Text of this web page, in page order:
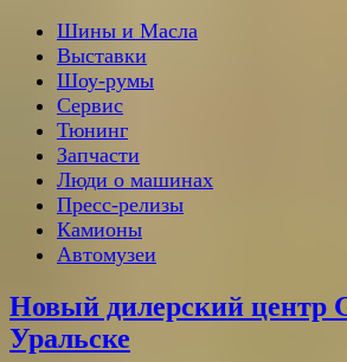
Шины и Масла
Выставки
Шоу-румы
Сервис
Тюнинг
Запчасти
Люди о машинах
Пресс-релизы
Камионы
Автомузеи
Новый дилерский центр
Уральске